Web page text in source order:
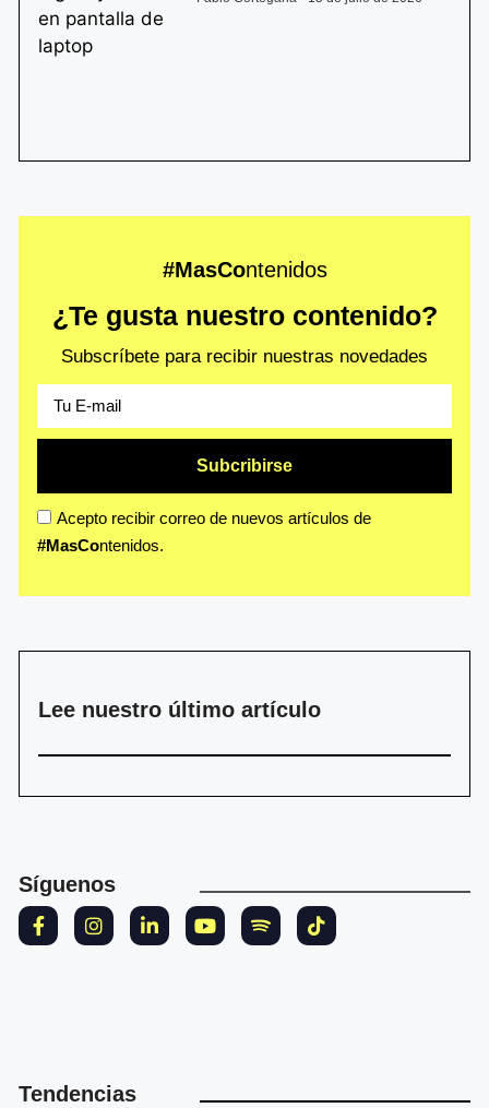
#MasContenidos
¿Te gusta nuestro contenido?
Subscríbete para recibir nuestras novedades
Acepto recibir correo de nuevos artículos de
#MasContenidos.
Subcribirse
Lee nuestro último artículo
Síguenos
Tendencias